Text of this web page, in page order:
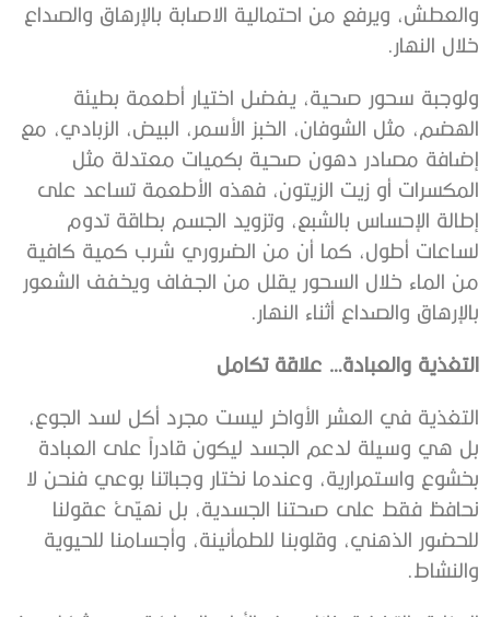
والعطش، ويرفع من احتمالية الاصابة بالإرهاق والصداع
خلال النهار.
ولوجبة سحور صحية، يفضل اختيار أطعمة بطيئة
الهضم، مثل الشوفان، الخبز الأسمر، البيض، الزبادي، مع
إضافة مصادر دهون صحية بكميات معتدلة مثل
المكسرات أو زيت الزيتون، فهذه الأطعمة تساعد على
إطالة الإحساس بالشبع، وتزويد الجسم بطاقة تدوم
لساعات أطول، كما أن من الضروري شرب كمية كافية
من الماء خلال السحور يقلل من الجفاف ويخفف الشعور
بالإرهاق والصداع أثناء النهار.
التغذية والعبادة… علاقة تكامل
التغذية في العشر الأواخر ليست مجرد أكل لسد الجوع،
بل هي وسيلة لدعم الجسد ليكون قادراً على العبادة
بخشوع واستمرارية، وعندما نختار وجباتنا بوعي فنحن لا
نحافظ فقط على صحتنا الجسدية، بل نهيّئ عقولنا
للحضور الذهني، وقلوبنا للطمأنينة، وأجسامنا للحيوية
والنشاط.